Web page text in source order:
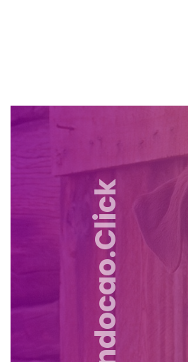
Vendocao.click